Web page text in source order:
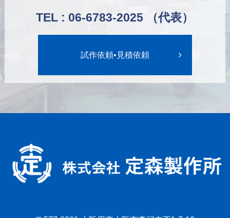
TEL : 06-6783-2025 （代表）
試作依頼•見積依頼